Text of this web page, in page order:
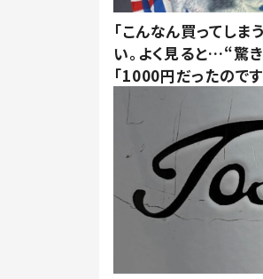
「こんなん買ってし
い。よく見ると…“驚
「1000円だったのです